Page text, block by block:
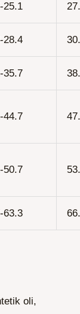
25.1
28.4
35.7
44.7
50.7
63.3
oli,